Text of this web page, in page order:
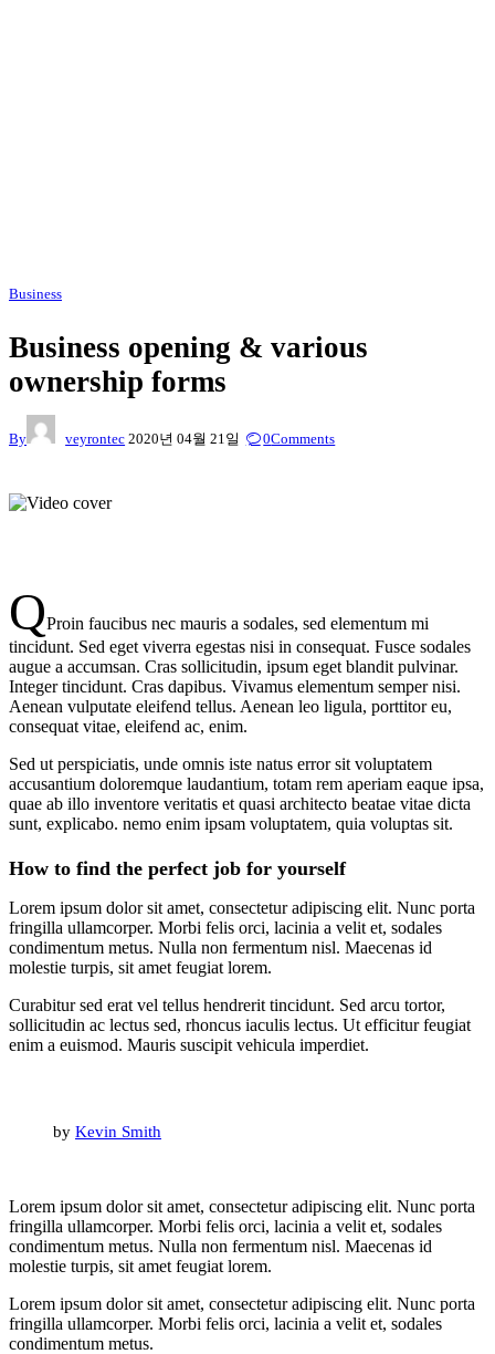
Business
Business opening & various
ownership forms
By veyrontec 2020년 04월 21일 0Comments
QProin faucibus nec mauris a sodales, sed elementum mi
tincidunt. Sed eget viverra egestas nisi in consequat. Fusce sodales
augue a accumsan. Cras sollicitudin, ipsum eget blandit pulvinar.
Integer tincidunt. Cras dapibus. Vivamus elementum semper nisi.
Aenean vulputate eleifend tellus. Aenean leo ligula, porttitor eu,
consequat vitae, eleifend ac, enim.
Sed ut perspiciatis, unde omnis iste natus error sit voluptatem
accusantium doloremque laudantium, totam rem aperiam eaque ipsa,
quae ab illo inventore veritatis et quasi architecto beatae vitae dicta
sunt, explicabo. nemo enim ipsam voluptatem, quia voluptas sit.
How to find the perfect job for yourself
Lorem ipsum dolor sit amet, consectetur adipiscing elit. Nunc porta
fringilla ullamcorper. Morbi felis orci, lacinia a velit et, sodales
condimentum metus. Nulla non fermentum nisl. Maecenas id
molestie turpis, sit amet feugiat lorem.
Curabitur sed erat vel tellus hendrerit tincidunt. Sed arcu tortor,
sollicitudin ac lectus sed, rhoncus iaculis lectus. Ut efficitur feugiat
enim a euismod. Mauris suscipit vehicula imperdiet.
by Kevin Smith
Lorem ipsum dolor sit amet, consectetur adipiscing elit. Nunc porta
fringilla ullamcorper. Morbi felis orci, lacinia a velit et, sodales
condimentum metus. Nulla non fermentum nisl. Maecenas id
molestie turpis, sit amet feugiat lorem.
Lorem ipsum dolor sit amet, consectetur adipiscing elit. Nunc porta
fringilla ullamcorper. Morbi felis orci, lacinia a velit et, sodales
condimentum metus.